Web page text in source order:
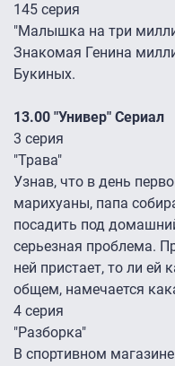
145 серия
"Малышка на три
Знакомая Генина
Букиных.
13.00 "Универ" Сериал
3 серия
"Трава"
Узнав, что в день
марихуаны, папа
посадить под
серьезная проблема.
ней пристает, то ли ей
общем, намечается
4 серия
"Разборка"
В спортивном